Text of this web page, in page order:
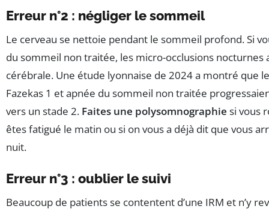
Erreur n°2 : négliger le sommeil
Le cerveau se nettoie pendant le sommeil profond. Si
du sommeil non traitée, les micro-occlusions nocturnes
cérébrale. Une étude lyonnaise de 2024 a montré que
Fazekas 1 et apnée du sommeil non traitée
vers un stade 2. Faites une polysomnographie si vous
êtes fatigué le matin ou si on vous a déjà dit que vous
nuit.
Erreur n°3 : oublier le suivi
Beaucoup de patients se contentent d’une IRM et n’y